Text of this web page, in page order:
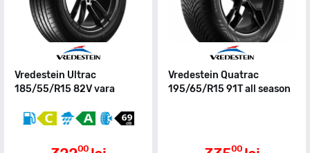
Vredestein Ultrac
185/55/R15 82V vara
00
Vredestein Quatrac
195/65/R15 91T all season
00